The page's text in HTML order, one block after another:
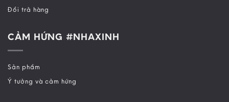
Đổi trả hàng
CẢM HỨNG #NHAXINH
Sản phẩm
Ý tưởng và cảm hứng